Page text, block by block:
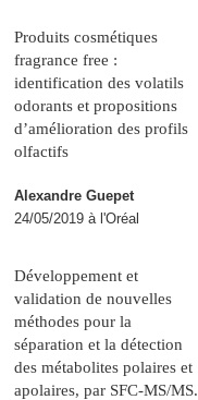
Produits cosmétiques
fragrance free :
identification des volatils
odorants et propositions
d’amélioration des profils
olfactifs
Alexandre Guepet
24/05/2019 à l'Oréal
Développement et
validation de nouvelles
méthodes pour la
séparation et la détection
des métabolites polaires et
apolaires, par SFC-MS/MS.